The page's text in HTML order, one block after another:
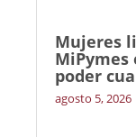
Mujeres
MiPymes
poder
agosto 5, 2026